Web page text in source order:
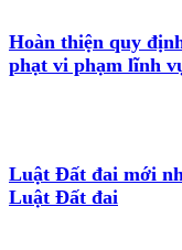
Hoàn thiện quy
phạt vi phạm lĩnh
Luật Đất đai mới
Luật Đất đai